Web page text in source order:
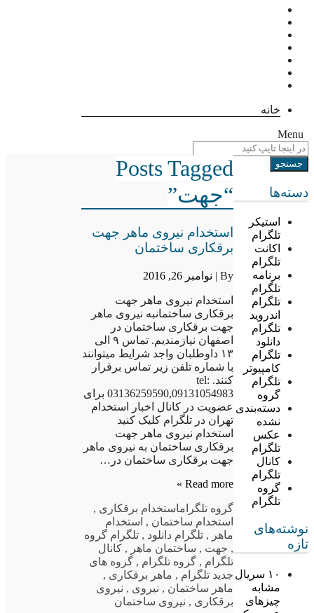
خانه
Menu
دسته‌ها
استیکر
تلگرام
اکانت
تلگرام
برنامه
تلگرام
تلگرام
اندروید
تلگرام
دانلود
تلگرام
کامپیوتر
تلگرام
گروه
دسته‌بندی
نشده
عکس
تلگرام
کانال
تلگرام
گروه
تلگرام
نوشته‌های
تازه
۱۰ سریال
مشابه
چیزهای
Posts Tagged
“جهت”
استخدام نیروی ماهر جهت
برقکاری ساختمان
By | نوامبر 26, 2016
استخدام نیروی ماهر جهت
برقکاری ساختمانبه نیروی ماهر
جهت برقکاری ساختمان در
اصفهان نیازمندیم. تماس ۹ الی
۱۳ داوطلبان واجد شرایط میتوانند
با شماره تلفن زیر تماس برقرار
کنند. tel:
03136259590,09131054983 برای
عضویت در کانال اخبار استخدام
تهران در تلگرام کلیک کنید
استخدام نیروی ماهر جهت
برقکاری ساختمان به نیروی ماهر
جهت برقکاری ساختمان در…
Read more »
گروه تلگراماستخدام برقکاری ,
استخدام ساختمان , استخدام
ماهر , تلگرام دانلود , تلگرام گروه
, جهت , ساختمان ماهر , کانال
تلگرام , گروه تلگرام , گروه های
جدید تلگرام , ماهر برقکاری ,
ماهر ساختمان , نیروی , نیروی
برقکاری , نیروی ساختمان